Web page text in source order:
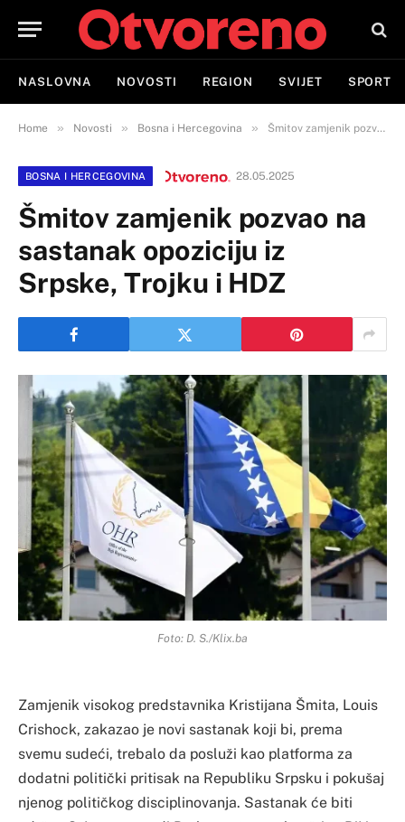
NASLOVNA NOVOSTI REGION SVIJET SPORT
Home » Novosti » Bosna i Hercegovina » Šmitov zamjenik pozvao na sastanak opoziciju iz Srpske, Trojku i HDZ
BOSNA I HERCEGOVINA 28.05.2025
Šmitov zamjenik pozvao na
sastanak opoziciju iz
Srpske, Trojku i HDZ
Foto: D. S./Klix.ba
Zamjenik visokog predstavnika Kristijana Šmita, Louis
Crishock, zakazao je novi sastanak koji bi, prema
svemu sudeći, trebalo da posluži kao platforma za
dodatni politički pritisak na Republiku Srpsku i pokušaj
njenog političkog disciplinovanja. Sastanak će biti